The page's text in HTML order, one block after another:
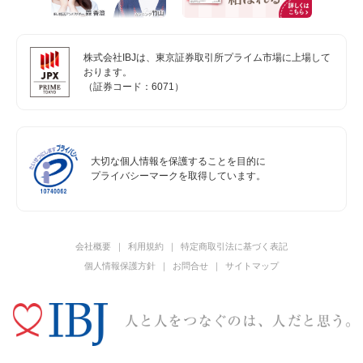
株式会社IBJは、東京証券取引所プライム市場に上場して
おります。
（証券コード：6071）
大切な個人情報を保護することを目的に
プライバシーマークを取得しています。
会社概要 利用規約
特定商取引法に基づく表記
個人情報保護方針
お問合せ サイトマップ